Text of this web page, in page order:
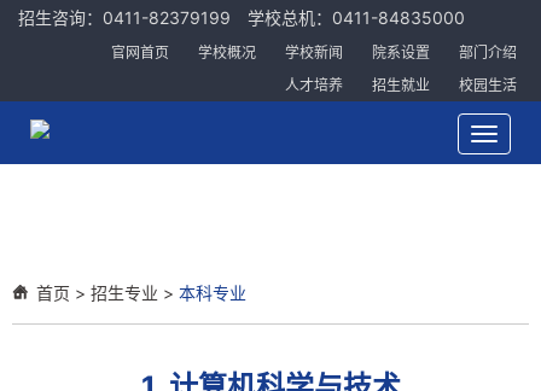
招生咨询：0411-82379199 学校总机：0411-84835000
官网首页 学校概况 学校新闻 院系设置
部门介绍
人才培养
招生就业 校园生活
Toggle
首页 > 招生专业 > 本科专业